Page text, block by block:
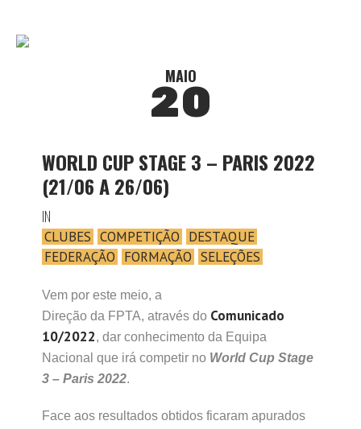
MAIO
20
WORLD CUP STAGE 3 – PARIS 2022
(21/06 A 26/06)
IN
CLUBES COMPETIÇÃO DESTAQUE
FEDERAÇÃO FORMAÇÃO SELEÇÕES
Vem por este meio, a
Direção da FPTA, através do Comunicado
10/2022, dar conhecimento da Equipa
Nacional que irá competir no World Cup Stage
3 – Paris 2022.
Face aos resultados obtidos ficaram apurados